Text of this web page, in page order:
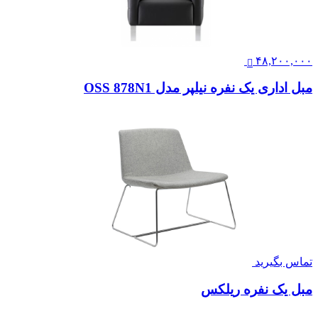
۴۸,۲۰۰,۰۰۰
مبل اداری یک نفره نیلپر مدل OSS 878N1
تماس بگیرید
مبل یک نفره ریلکس